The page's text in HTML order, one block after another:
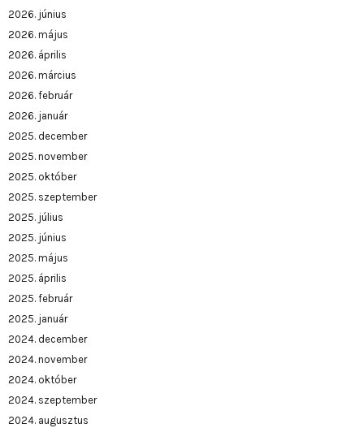
2026. június
2026. május
2026. április
2026. március
2026. február
2026. január
2025. december
2025. november
2025. október
2025. szeptember
2025. július
2025. június
2025. május
2025. április
2025. február
2025. január
2024. december
2024. november
2024. október
2024. szeptember
2024. augusztus